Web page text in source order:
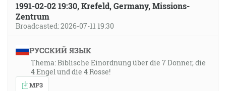
1991-02-02 19:30, Krefeld, Germany, Missions-
Zentrum
Broadcasted: 2026-07-11 19:30
РУССКИЙ ЯЗЫК
Thema: Biblische Einordnung über die 7 Donner, die
4 Engel und die 4 Rosse!
MP3